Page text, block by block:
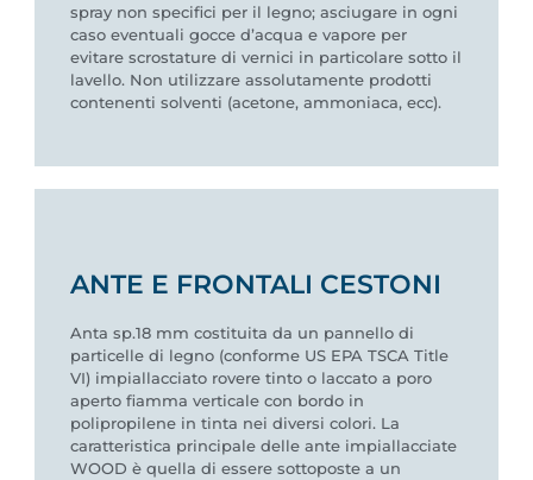
ANTE E FRONTALI CESTONI
Anta sp.18 mm costituita da un pannello di
particelle di legno (conforme US EPA TSCA Title
VI) impiallacciato rovere tinto o laccato a poro
aperto fiamma verticale con bordo in
polipropilene in tinta nei diversi colori. La
caratteristica principale delle ante impiallacciate
WOOD è quella di essere sottoposte a un
spray non specifici per il legno; asciugare in ogni
caso eventuali gocce d’acqua e vapore per
evitare scrostature di vernici in particolare sotto il
lavello. Non utilizzare assolutamente prodotti
contenenti solventi (acetone, ammoniaca, ecc).